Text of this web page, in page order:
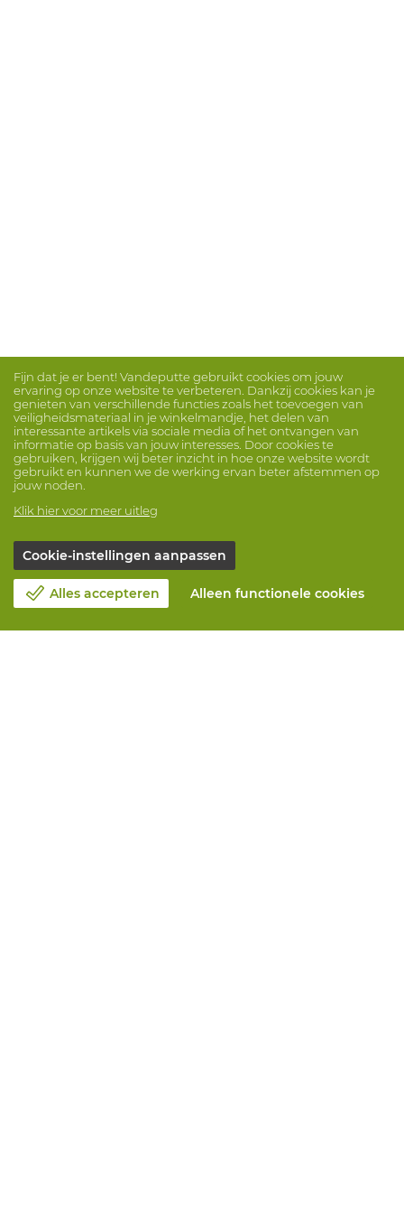
Fijn dat je er bent! Vandeputte gebruikt cookies om jouw
ervaring op onze website te verbeteren. Dankzij cookies kan je
genieten van verschillende functies zoals het toevoegen van
veiligheidsmateriaal in je winkelmandje, het delen van
interessante artikels via sociale media of het ontvangen van
informatie op basis van jouw interesses. Door cookies te
gebruiken, krijgen wij beter inzicht in hoe onze website wordt
gebruikt en kunnen we de werking ervan beter afstemmen op
jouw noden.
Klik hier voor meer uitleg
Cookie-instellingen aanpassen
Alles accepteren Alleen functionele cookies